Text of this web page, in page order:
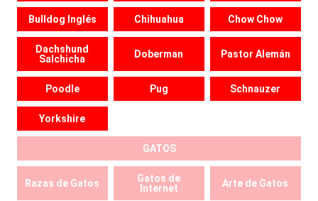
Bulldog Inglés Chihuahua Chow Chow
Dachshund
Salchicha
Doberman Pastor Alemán
Poodle Pug Schnauzer
Yorkshire
GATOS
Razas de Gatos
Gatos de
Internet
Arte de Gatos